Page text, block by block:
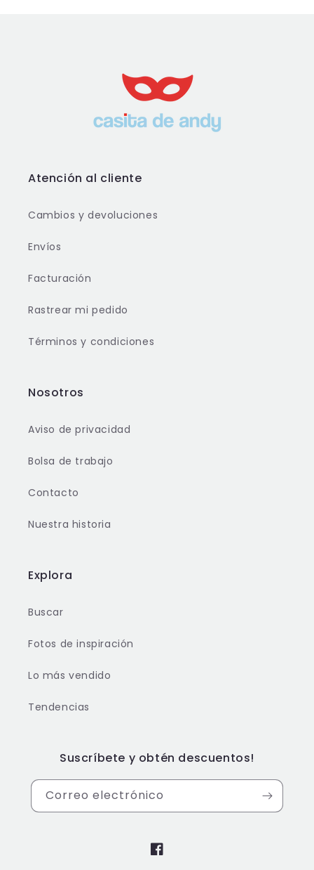
Atención al cliente
Cambios y devoluciones
Envíos
Facturación
Rastrear mi pedido
Términos y condiciones
Nosotros
Aviso de privacidad
Bolsa de trabajo
Contacto
Nuestra historia
Explora
Buscar
Fotos de inspiración
Lo más vendido
Tendencias
Suscríbete y obtén descuentos!
Correo electrónico
Facebook